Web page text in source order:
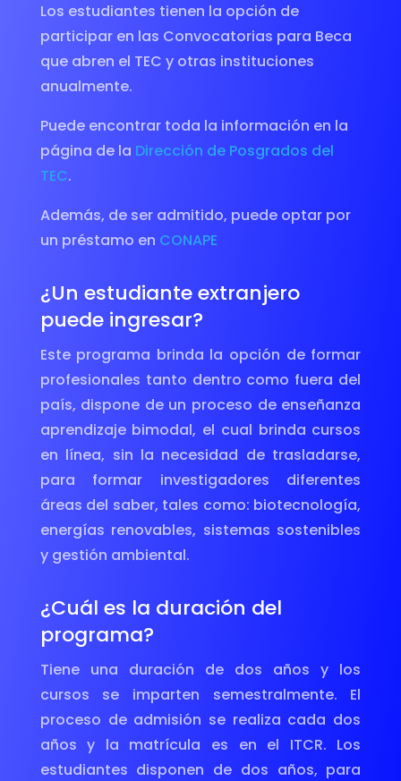
Los estudiantes tienen la opción de
participar en las Convocatorias para Beca
que abren el TEC y otras instituciones
anualmente.
Puede encontrar toda la información en la
página de la Dirección de Posgrados del
TEC.
Además, de ser admitido, puede optar por
un préstamo en CONAPE
¿Un estudiante extranjero
puede ingresar?
Este programa brinda la opción de formar
profesionales tanto dentro como fuera del
país, dispone de un proceso de enseñanza
aprendizaje bimodal, el cual brinda cursos
en línea, sin la necesidad de trasladarse,
para formar investigadores diferentes
áreas del saber, tales como: biotecnología,
energías renovables, sistemas sostenibles
y gestión ambiental.
¿Cuál es la duración del
programa?
Tiene una duración de dos años y los
cursos se imparten semestralmente. El
proceso de admisión se realiza cada dos
años y la matrícula es en el ITCR. Los
estudiantes disponen de dos años, para